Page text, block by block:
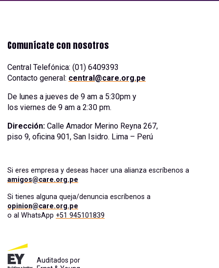
Comunícate con nosotros
Central Telefónica: (01) 6409393
Contacto general: central@care.org.pe
De lunes a jueves de 9 am a 5:30pm y
los viernes de 9 am a 2:30 pm.
Dirección: Calle Amador Merino Reyna 267,
piso 9, oficina 901, San Isidro. Lima – Perú
Si eres empresa y deseas hacer una alianza escríbenos a
amigos@care.org.pe
Si tienes alguna queja/denuncia escríbenos a
opinion@care.org.pe
o al WhatsApp +51 945101839
Auditados por